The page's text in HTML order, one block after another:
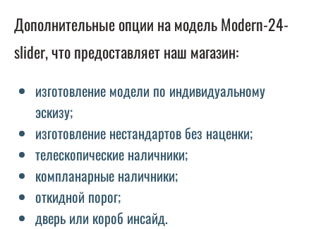
Дополнительные опции на модель Modern-24-
slider, что предоставляет наш магазин:
изготовление модели по индивидуальному
эскизу;
изготовление нестандартов без наценки;
телескопические наличники;
компланарные наличники;
откидной порог;
дверь или короб инсайд.